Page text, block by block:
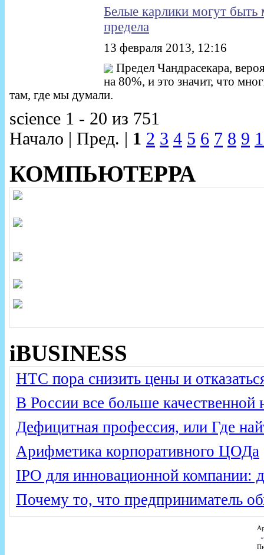
Белые карлики могут быть
предела
13 февраля 2013, 12:16
Предел Чандрасекара,
на 80%, и это значит, что
там, где мы думали.
science 1 - 20 из 751
Начало | Пред. | 1 2 3 4 5 6 7 8 9
КОМПЬЮТЕРРА
iBUSINESS
HTC пора снизить цены и
В России все больше качественной
Дефицитная профессия, или Где
Арифметика корпоративного ЦОДа
IPO для инновационной компании:
Почему то, что предприниматель